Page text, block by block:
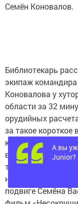
Семён Коновалов.
Библиотекарь
экипаж командира
Коновалова у
области за 32
орудийных
за такое
количества
всего экипажа
также принимал
на Курской дуге. В
подвиге Семёна
А вы
Junior?